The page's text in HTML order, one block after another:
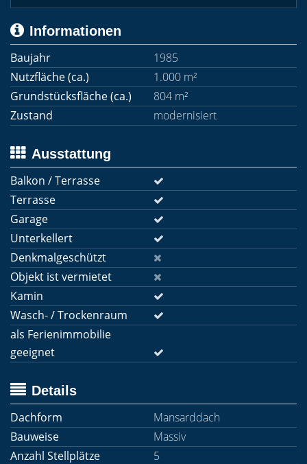
Informationen
Baujahr
1985
Nutzfläche (ca.)
1.000 m²
Grundstücksfläche (ca.)
804 m²
Zustand
modernisiert
Ausstattung
Balkon / Terrasse
Terrasse
Garage
Unterkellert
Denkmalgeschützt
Objekt ist vermietet
Kamin
Wasch- / Trockenraum
als Ferienimmobilie
geeignet
Details
Dachform
Mansarddach
Bauweise
Massiv
Anzahl Stellplätze
5